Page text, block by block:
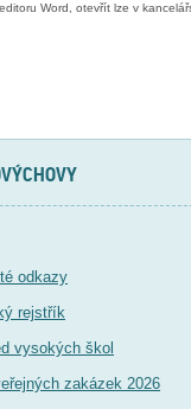
Word, otevřít lze v
odkazy
rejstřík
vysokých škol
zakázek 2026